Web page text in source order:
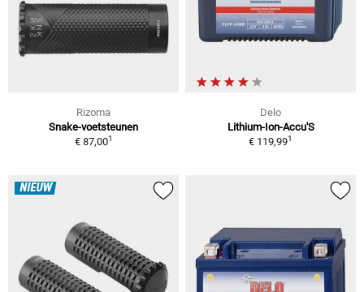
Rizoma
Snake-voetsteunen
€ 87,001
Delo
Lithium-Ion-Accu'S
€ 119,991
NIEUW